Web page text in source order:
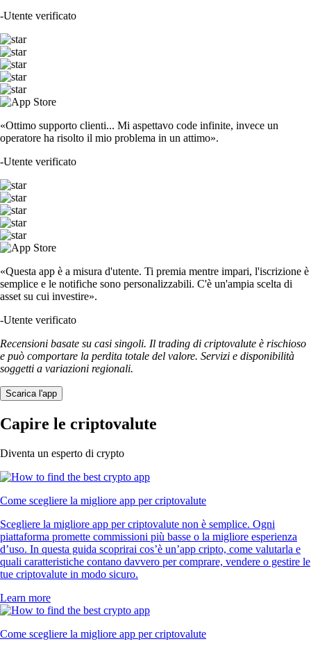
-Utente verificato
«Ottimo supporto clienti... Mi aspettavo code infinite, invece un
operatore ha risolto il mio problema in un attimo».
-Utente verificato
«Questa app è a misura d'utente. Ti premia mentre impari, l'iscrizione è
semplice e le notifiche sono personalizzabili. C'è un'ampia scelta di
asset su cui investire».
-Utente verificato
Recensioni basate su casi singoli. Il trading di criptovalute è rischioso
e può comportare la perdita totale del valore. Servizi e disponibilità
soggetti a variazioni regionali.
Scarica l'app
Capire le criptovalute
Diventa un esperto di crypto
Come scegliere la migliore app per criptovalute
Scegliere la migliore app per criptovalute non è semplice. Ogni
piattaforma promette commissioni più basse o la migliore esperienza
d’uso. In questa guida scoprirai cos’è un’app cripto, come valutarla e
quali caratteristiche contano davvero per comprare, vendere o gestire le
tue criptovalute in modo sicuro.
Learn more
Come scegliere la migliore app per criptovalute